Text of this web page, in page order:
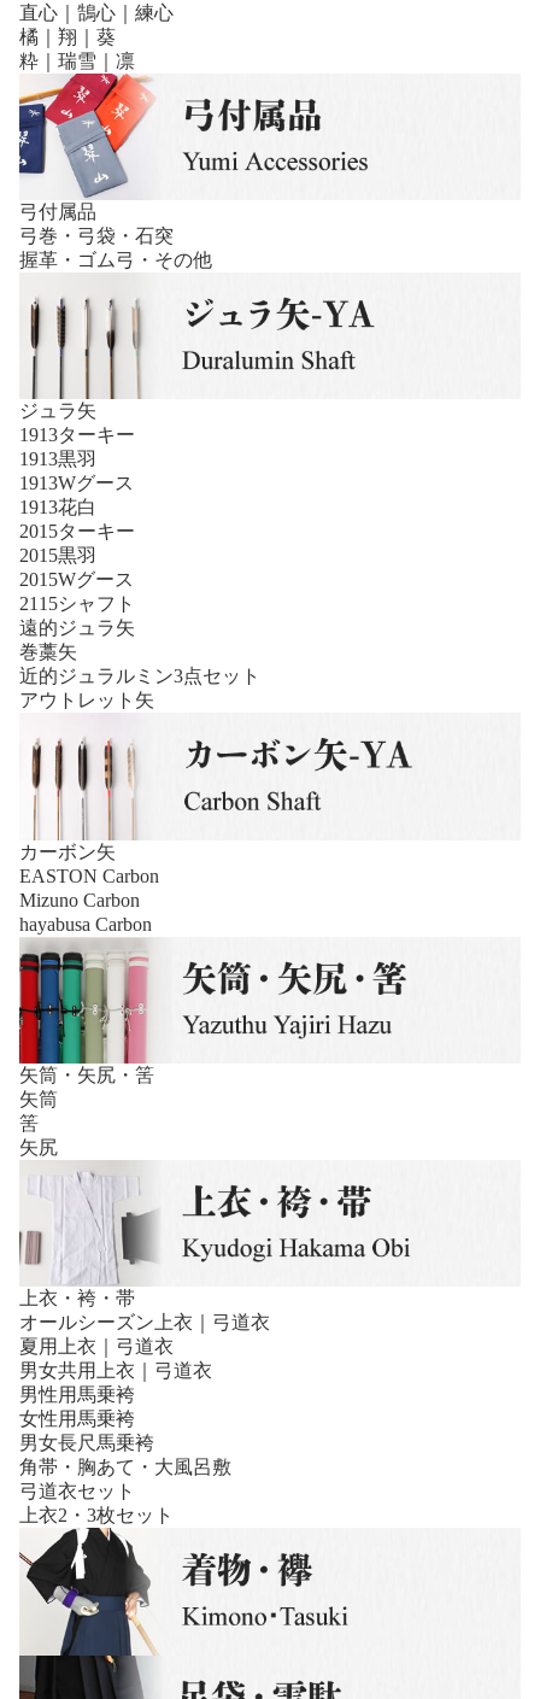
直心｜鵠心｜練心
橘｜翔｜葵
粋｜瑞雪｜凛
弓付属品
弓巻・弓袋・石突
握革・ゴム弓・その他
ジュラ矢
1913ターキー
1913黒羽
1913Wグース
1913花白
2015ターキー
2015黒羽
2015Wグース
2115シャフト
遠的ジュラ矢
巻藁矢
近的ジュラルミン3点セット
アウトレット矢
カーボン矢
EASTON Carbon
Mizuno Carbon
hayabusa Carbon
矢筒・矢尻・筈
矢筒
筈
矢尻
上衣・袴・帯
オールシーズン上衣｜弓道衣
夏用上衣｜弓道衣
男女共用上衣｜弓道衣
男性用馬乗袴
女性用馬乗袴
男女長尺馬乗袴
角帯・胸あて・大風呂敷
弓道衣セット
上衣2・3枚セット